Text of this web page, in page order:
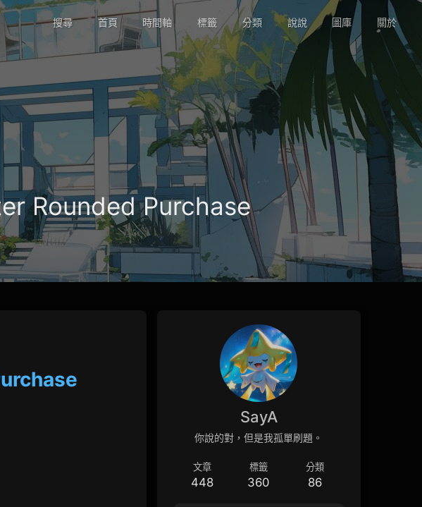
搜尋 首頁 時間軸 標籤 分類 說說 圖庫 關於
Rounded Purchase
SayA
你說的對，但是我孤單刷題。
文章
448
標籤
360
分類
86